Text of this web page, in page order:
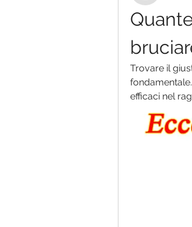
Trovare il
efficaci nel